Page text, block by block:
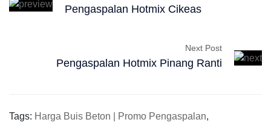
Pengaspalan Hotmix Cikeas
Next Post
Pengaspalan Hotmix Pinang Ranti
Tags: Harga Buis Beton | Promo Pengaspalan,